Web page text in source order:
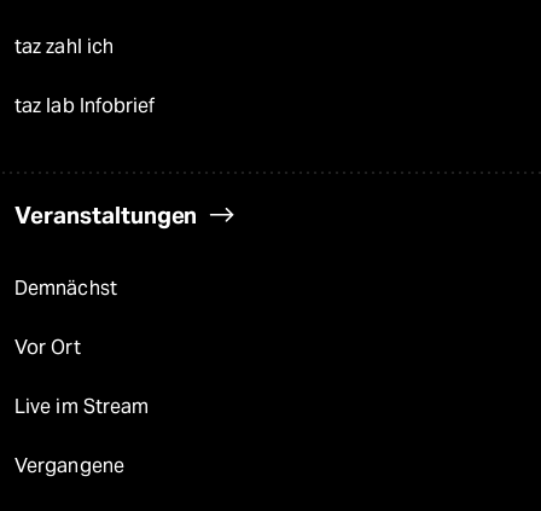
taz zahl ich
taz lab Infobrief
Veranstaltungen
Demnächst
Vor Ort
Live im Stream
Vergangene